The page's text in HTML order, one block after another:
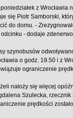
z Wrocławia
się Piotr Samborski,
do domu. -
odcinku - dodaje
szynobusów
o godz. 19.50 i z
ograniczenie
nałoży się więcej
Szulecka,
prędkości